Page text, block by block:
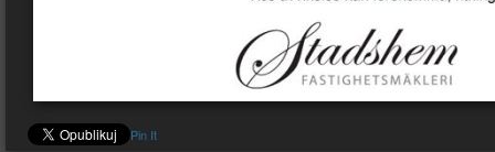
Pin It